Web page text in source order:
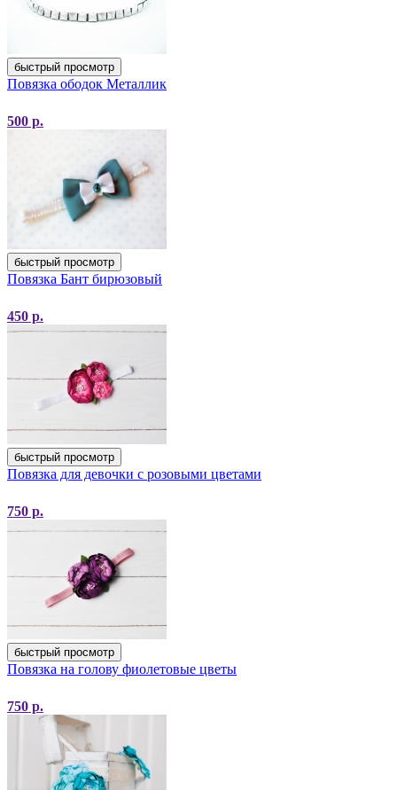
быстрый просмотр
Повязка ободок Металлик
500 р.
быстрый просмотр
Повязка Бант бирюзовый
450 р.
быстрый просмотр
Повязка для девочки с розовыми цветами
750 р.
быстрый просмотр
Повязка на голову фиолетовые цветы
750 р.